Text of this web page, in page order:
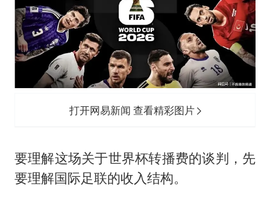
打开网易新闻 查看精彩图片
要理解这场关于世界杯转播费的谈判，先
要理解国际足联的收入结构。